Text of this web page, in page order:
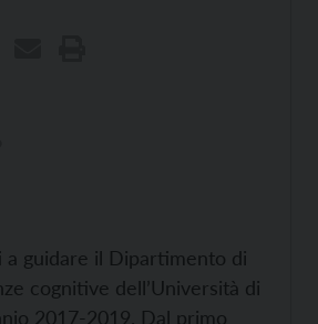
a guidare il Dipartimento di
cognitive dell’Università di
2017-2019. Dal primo